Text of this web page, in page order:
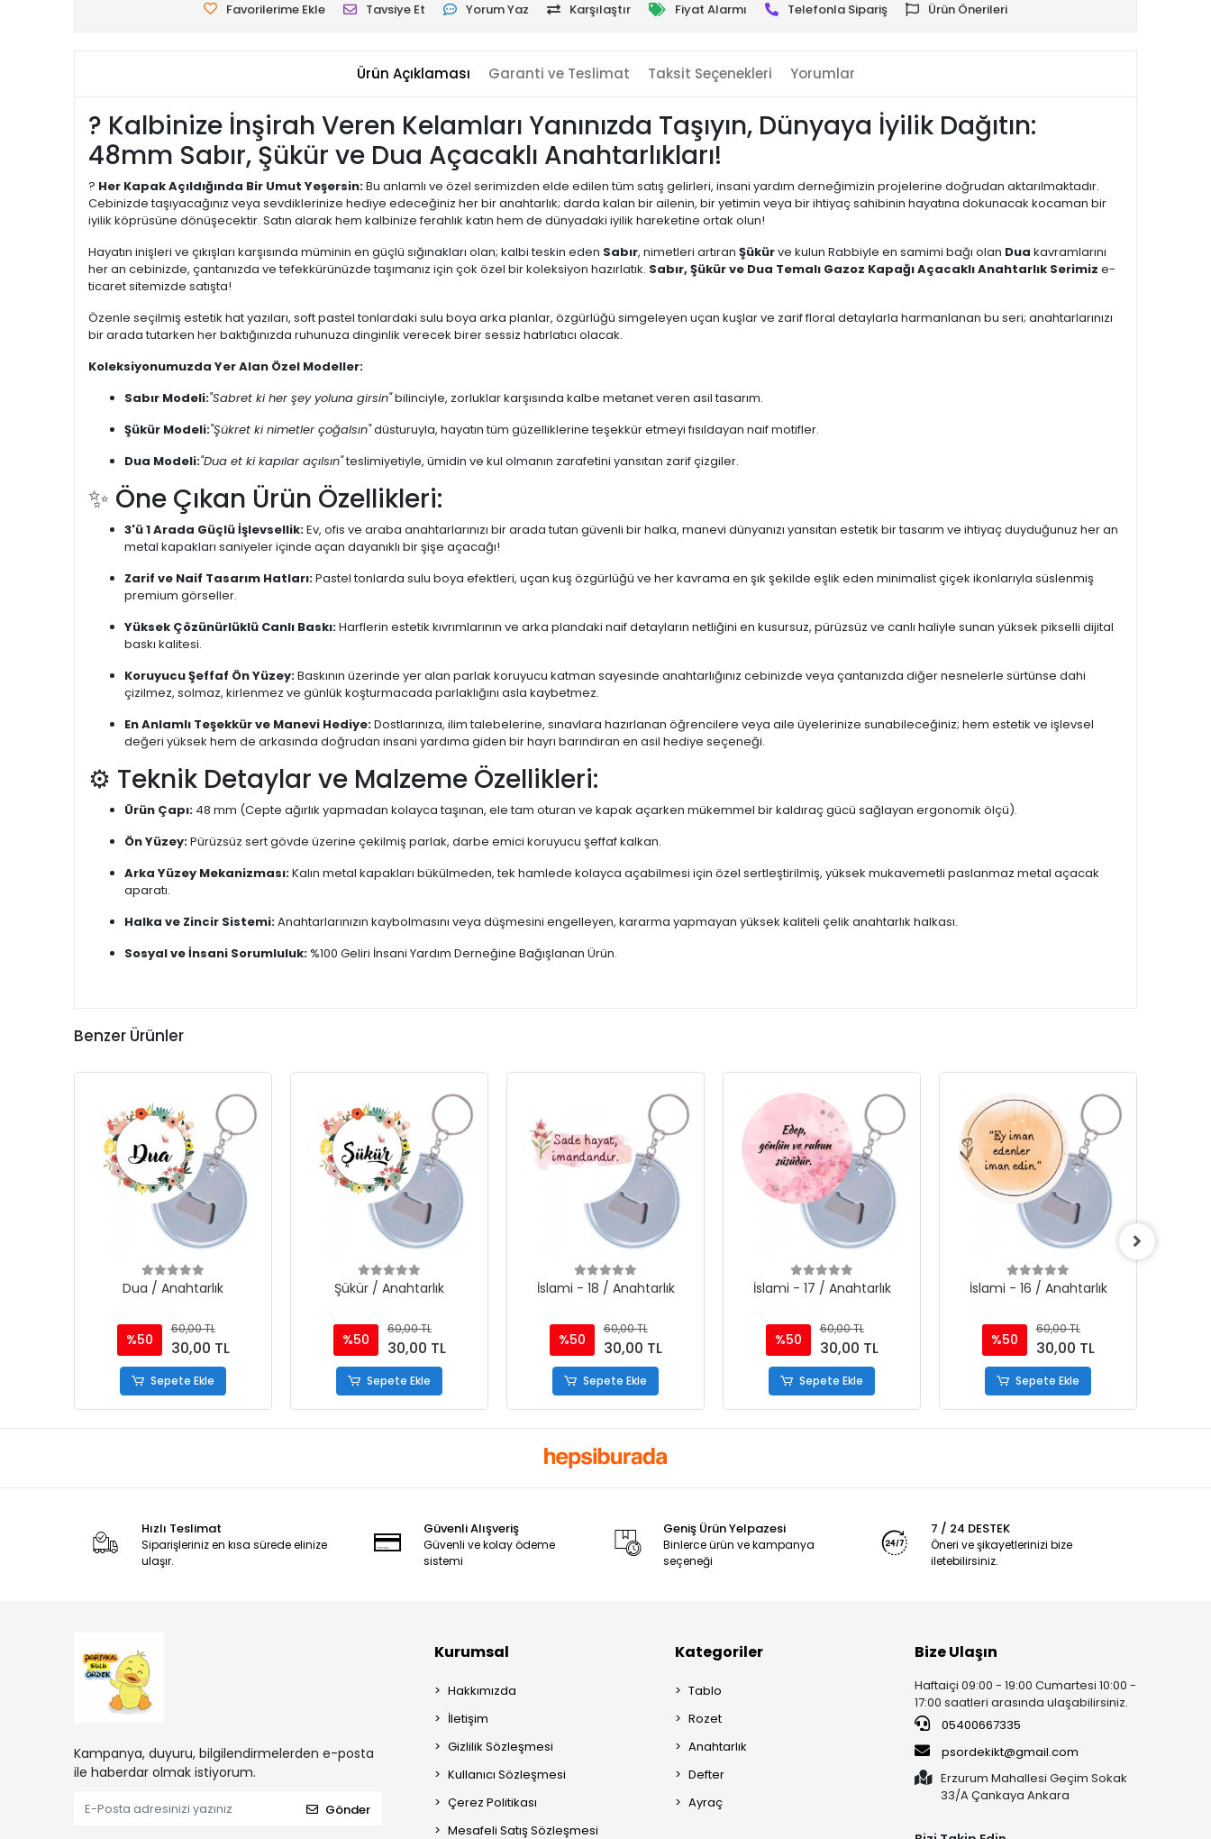
Favorilerime Ekle Tavsiye Et Yorum Yaz Karşılaştır Fiyat Alarmı Telefonla Sipariş Ürün Önerileri
Ürün Açıklaması Garanti ve Teslimat Taksit Seçenekleri Yorumlar
? Kalbinize İnşirah Veren Kelamları Yanınızda Taşıyın, Dünyaya İyilik Dağıtın:
48mm Sabır, Şükür ve Dua Açacaklı Anahtarlıkları!
? Her Kapak Açıldığında Bir Umut Yeşersin:Bu anlamlı ve özel serimizden elde edilen tüm satış gelirleri, insani yardım derneğimizin projelerine doğrudan aktarılmaktadır.
Cebinizde taşıyacağınız veya sevdiklerinize hediye edeceğiniz her bir anahtarlık; darda kalan bir ailenin, bir yetimin veya bir ihtiyaç sahibinin hayatına dokunacak kocaman bir
iyilik köprüsüne dönüşecektir. Satın alarak hem kalbinize ferahlık katın hem de dünyadaki iyilik hareketine ortak olun!
Hayatın inişleri ve çıkışları karşısında müminin en güçlü sığınakları olan; kalbi teskin eden Sabır, nimetleri artıran Şükürve kulun Rabbiyle en samimi bağı olan Dua kavramlarını
her an cebinizde, çantanızda ve tefekkürünüzde taşımanız için çok özel bir koleksiyon hazırlatık. Sabır, Şükür ve Dua Temalı Gazoz Kapağı Açacaklı Anahtarlık Serimiz e-
ticaret sitemizde satışta!
Özenle seçilmiş estetik hat yazıları, soft pastel tonlardaki sulu boya arka planlar, özgürlüğü simgeleyen uçan kuşlar ve zarif floral detaylarla harmanlanan bu seri; anahtarlarınızı
bir arada tutarken her baktığınızda ruhunuza dinginlik verecek birer sessiz hatırlatıcı olacak.
Koleksiyonumuzda Yer Alan Özel Modeller:
Sabır Modeli:"Sabret ki her şey yoluna girsin"bilinciyle, zorluklar karşısında kalbe metanet veren asil tasarım.
Şükür Modeli:"Şükret ki nimetler çoğalsın"düsturuyla, hayatın tüm güzelliklerine teşekkür etmeyi fısıldayan naif motifler.
Dua Modeli:"Dua et ki kapılar açılsın"teslimiyetiyle, ümidin ve kul olmanın zarafetini yansıtan zarif çizgiler.
✨ Öne Çıkan Ürün Özellikleri:
3'ü 1 Arada Güçlü İşlevsellik:Ev, ofis ve araba anahtarlarınızı bir arada tutan güvenli bir halka, manevi dünyanızı yansıtan estetik bir tasarım ve ihtiyaç duyduğunuz her an
metal kapakları saniyeler içinde açan dayanıklı bir şişe açacağı!
Zarif ve Naif Tasarım Hatları:Pastel tonlarda sulu boya efektleri, uçan kuş özgürlüğü ve her kavrama en şık şekilde eşlik eden minimalist çiçek ikonlarıyla süslenmiş
premium görseller.
Yüksek Çözünürlüklü Canlı Baskı:Harflerin estetik kıvrımlarının ve arka plandaki naif detayların netliğini en kusursuz, pürüzsüz ve canlı haliyle sunan yüksek pikselli dijital
baskı kalitesi.
Koruyucu Şeffaf Ön Yüzey:Baskının üzerinde yer alan parlak koruyucu katman sayesinde anahtarlığınız cebinizde veya çantanızda diğer nesnelerle sürtünse dahi
çizilmez, solmaz, kirlenmez ve günlük koşturmacada parlaklığını asla kaybetmez.
En Anlamlı Teşekkür ve Manevi Hediye:Dostlarınıza, ilim talebelerine, sınavlara hazırlanan öğrencilere veya aile üyelerinize sunabileceğiniz; hem estetik ve işlevsel
değeri yüksek hem de arkasında doğrudan insani yardıma giden bir hayrı barındıran en asil hediye seçeneği.
⚙️ Teknik Detaylar ve Malzeme Özellikleri:
Ürün Çapı: 48 mm (Cepte ağırlık yapmadan kolayca taşınan, ele tam oturan ve kapak açarken mükemmel bir kaldıraç gücü sağlayan ergonomik ölçü).
Ön Yüzey:Pürüzsüz sert gövde üzerine çekilmiş parlak, darbe emici koruyucu şeffaf kalkan.
Arka Yüzey Mekanizması:Kalın metal kapakları bükülmeden, tek hamlede kolayca açabilmesi için özel sertleştirilmiş, yüksek mukavemetli paslanmaz metal açacak
aparatı.
Halka ve Zincir Sistemi:Anahtarlarınızın kaybolmasını veya düşmesini engelleyen, kararma yapmayan yüksek kaliteli çelik anahtarlık halkası.
Sosyal ve İnsani Sorumluluk: %100 Geliri İnsani Yardım Derneğine Bağışlanan Ürün.
Benzer Ürünler
Dua / Anahtarlık
%50
60,00 TL
30,00 TL
Sepete Ekle
Şükür / Anahtarlık
%50
60,00 TL
30,00 TL
Sepete Ekle
İslami - 18 / Anahtarlık
%50
60,00 TL
30,00 TL
Sepete Ekle
İslami - 17 / Anahtarlık
%50
60,00 TL
30,00 TL
Sepete Ekle
İslami - 16 / Anahtarlık
%50
60,00 TL
30,00 TL
Sepete Ekle
Hızlı Teslimat
Siparişleriniz en kısa sürede elinize
ulaşır.
Güvenli Alışveriş
Güvenli ve kolay ödeme
sistemi
Geniş Ürün Yelpazesi
Binlerce ürün ve kampanya
seçeneği
7 / 24 DESTEK
Öneri ve şikayetlerinizi bize
iletebilirsiniz.
Kampanya, duyuru, bilgilendirmelerden e-posta
ile haberdar olmak istiyorum.
Gönder
Kurumsal
Hakkımızda
İletişim
Gizlilik Sözleşmesi
Kullanıcı Sözleşmesi
Çerez Politikası
Mesafeli Satış Sözleşmesi
Kategoriler
Tablo
Rozet
Anahtarlık
Defter
Ayraç
Bize Ulaşın
Haftaiçi 09:00 - 19:00 Cumartesi 10:00 -
17:00 saatleri arasında ulaşabilirsiniz.
05400667335
psordekikt@gmail.com
Erzurum Mahallesi Geçim Sokak
33/A Çankaya Ankara